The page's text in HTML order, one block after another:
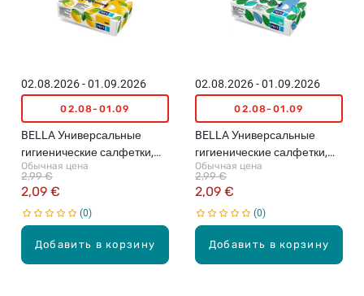
Добавить в корзину
02.08.2026 - 01.09.2026
02.08-01.09
BELLA Универсальные
гигиенические салфетки,
двухслойные, Lemon,
150шт.
Обычная цена
2,09 €
2,99 €
0
Добавить в корзину
02.08.2026 - 01.09.2026
02.08-01.09
BELLA Универсальные
гигиенические салфетки,
двухслойные, Mint, 150шт.
Обычная цена
2,09 €
2,99 €
0